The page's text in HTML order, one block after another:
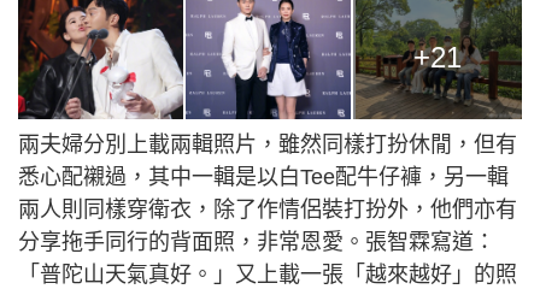
+21
兩夫婦分別上載兩輯照片，雖然同樣打扮休閒，但有
悉心配襯過，其中一輯是以白Tee配牛仔褲，另一輯
兩人則同樣穿衛衣，除了作情侶裝打扮外，他們亦有
分享拖手同行的背面照，非常恩愛。張智霖寫道：
「普陀山天氣真好。」又上載一張「越來越好」的照